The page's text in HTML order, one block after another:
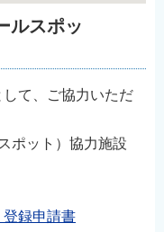
ルスポッ
して、ご協力いただ
ポット）協力施設
録申請書